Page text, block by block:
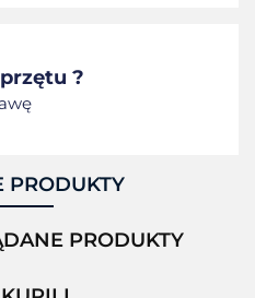
?
PRODUKTY
PRODUKTY